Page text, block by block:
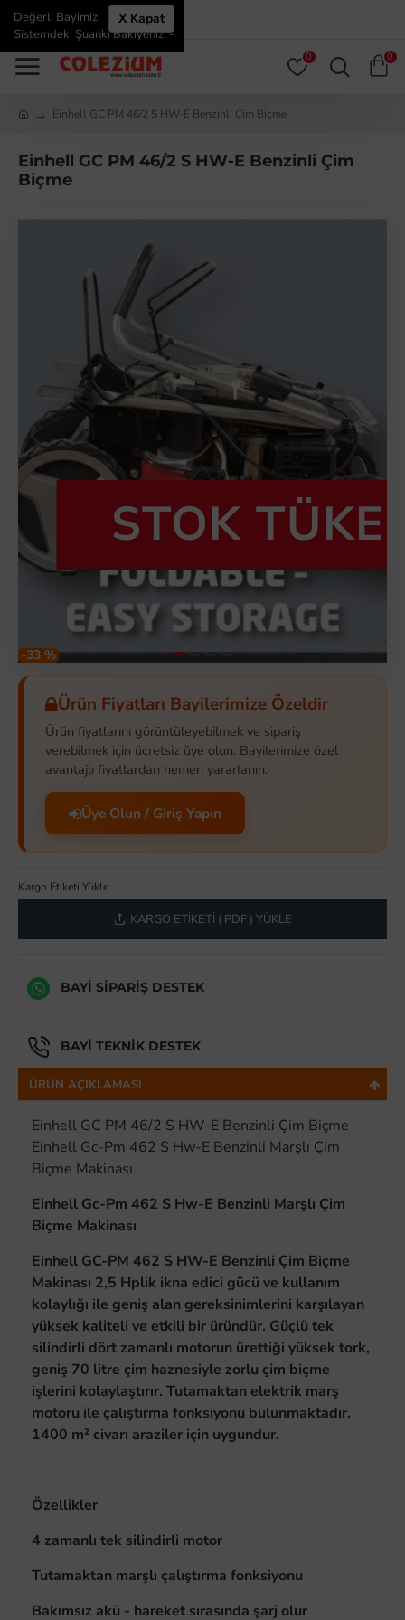
ÜYE GIRIŞI ÜYE OL
0 0
X Kapat
Değerli Bayimiz
Sistemdeki Şuanki Bakiyeniz: -
Einhell GC PM 46/2 S HW-E Benzinli Çim Biçme
Einhell GC PM 46/2 S HW-E Benzinli Çim
Biçme
-33 %
STOK
Ürün Fiyatları Bayilerimize Özeldir
Ürün fiyatlarını görüntüleyebilmek ve sipariş
verebilmek için ücretsiz üye olun. Bayilerimize özel
avantajlı fiyatlardan hemen yararlanın.
Üye Olun / Giriş Yapın
Kargo Etiketi Yükle
KARGO ETIKETI ( PDF ) YÜKLE
BAYI SIPARIŞ DESTEK
BAYI TEKNIK DESTEK
ÜRÜN AÇIKLAMASI
Einhell GC PM 46/2 S HW-E Benzinli Çim Biçme
Einhell Gc-Pm 462 S Hw-E Benzinli Marşlı Çim
Biçme Makinası
Einhell Gc-Pm 462 S Hw-E Benzinli Marşlı Çim
Biçme Makinası
Einhell GC-PM 462 S HW-E Benzinli Çim Biçme
Makinası 2,5 Hplik ikna edici gücü ve kullanım
kolaylığı ile geniş alan gereksinimlerini karşılayan
yüksek kaliteli ve etkili bir üründür. Güçlü tek
silindirli dört zamanlı motorun ürettiği yüksek tork,
geniş 70 litre çim haznesiyle zorlu çim biçme
işlerini kolaylaştırır. Tutamaktan elektrik marş
motoru ile çalıştırma fonksiyonu bulunmaktadır.
1400 m² civarı araziler için uygundur.
Özellikler
4 zamanlı tek silindirli motor
Tutamaktan marşlı çalıştırma fonksiyonu
Bakımsız akü - hareket sırasında şarj olur